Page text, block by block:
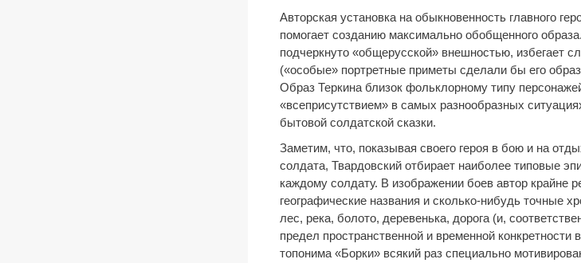
Авторская установка на обыкновенность главного
помогает созданию максимально обобщенного
подчеркнуто «общерусской» внешностью, избегает
(«особые» портретные приметы сделали бы его
Образ Теркина близок фольклорному типу
«всеприсутствием» в самых разнообразных
бытовой солдатской сказки.
Заметим, что, показывая своего героя в бою и на
солдата, Твардовский отбирает наиболее типовые
каждому солдату. В изображении боев автор крайне
географические названия и сколько-нибудь точные
лес, река, болото, деревенька, дорога (и,
предел пространственной и временной
топонима «Борки» всякий раз специально